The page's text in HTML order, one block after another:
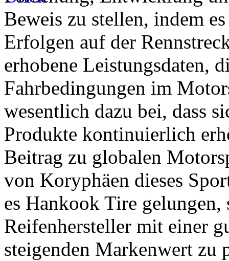
Beweis zu stellen, indem
Erfolgen auf der
erhobene Leistungsdaten,
Fahrbedingungen im
wesentlich dazu bei, dass
Produkte kontinuierlich
Beitrag zu globalen
von Koryphäen dieses
es Hankook Tire
Reifenhersteller mit einer
steigenden Markenwert zu